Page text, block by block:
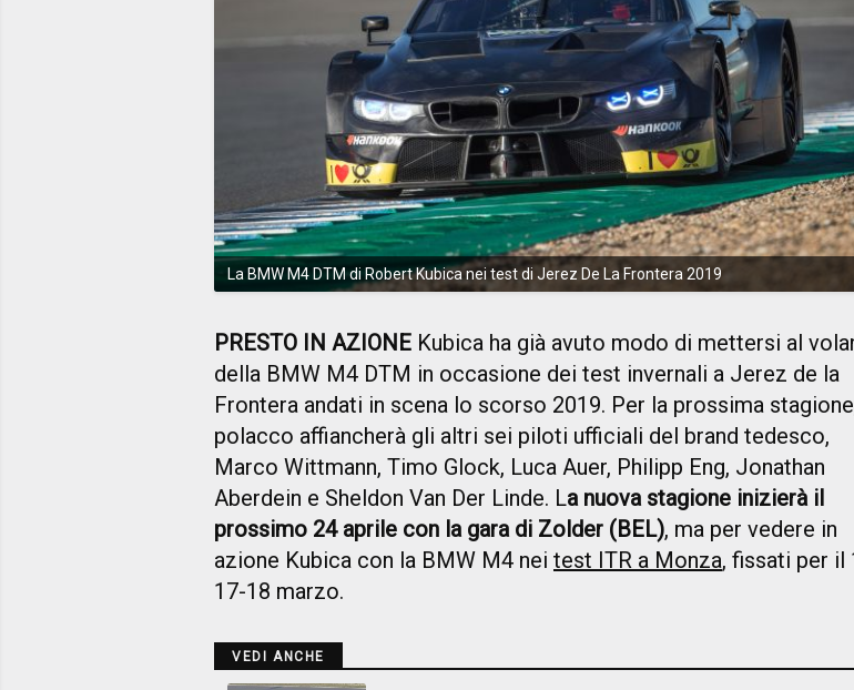
La BMW M4 DTM di Robert Kubica nei test di Jerez De La Frontera 2019
PRESTO IN AZIONE Kubica ha già avuto modo di mettersi al
della BMW M4 DTM in occasione dei test invernali a Jerez de la
Frontera andati in scena lo scorso 2019. Per la prossima
polacco affiancherà gli altri sei piloti ufficiali del brand tedesco,
Marco Wittmann, Timo Glock, Luca Auer, Philipp Eng, Jonathan
Aberdein e Sheldon Van Der Linde. La nuova stagione inizierà il
prossimo 24 aprile con la gara di Zolder (BEL), ma per vedere in
azione Kubica con la BMW M4 nei test ITR a Monza, fissati per il
17-18 marzo.
VEDI ANCHE